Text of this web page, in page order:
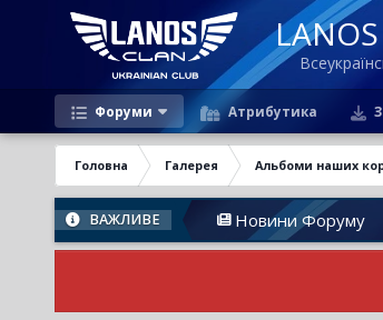
Форуми Атрибутика
Головна Галерея Альбоми наших
ВАЖЛИВЕ Новини Форуму